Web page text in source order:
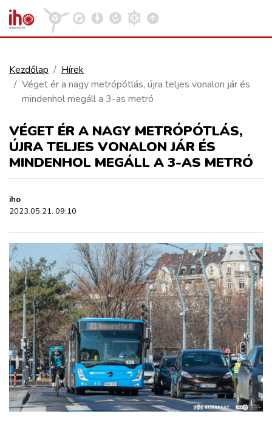
VASÚT
KÖZÚT
REPÜLÉS
KÖZLEKEDÉSFEJLESZTÉS
ZÖLDÚT
HAJÓZÁS
BLOG
ARCHÍVUM
Kezdőlap
Hírek
Véget ér a nagy metrópótlás, újra teljes vonalon jár és
mindenhol megáll a 3-as metró
VÉGET ÉR A NAGY METRÓPÓTLÁS,
ÚJRA TELJES VONALON JÁR ÉS
MINDENHOL MEGÁLL A 3-AS METRÓ
iho
2023.05.21. 09:10